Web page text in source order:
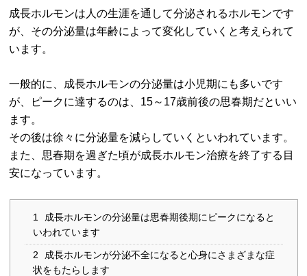
成長ホルモンは人の生涯を通して分泌されるホルモンです
が、その分泌量は年齢によって変化していくと考えられて
います。
一般的に、成長ホルモンの分泌量は小児期にも多いです
が、ピークに達するのは、15～17歳前後の思春期だといい
ます。
その後は徐々に分泌量を減らしていくといわれています。
また、思春期を過ぎた頃が成長ホルモン治療を終了する目
安になっています。
1
成長ホルモンの分泌量は思春期後期にピークになると
いわれています
2
成長ホルモンが分泌不全になると心身にさまざまな症
状をもたらします